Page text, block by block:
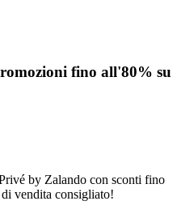
fino all'80% su
by Zalando con sconti fino
vendita consigliato!